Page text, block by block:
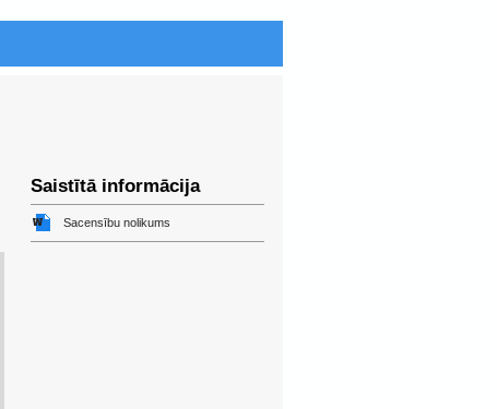
Saistītā informācija
Sacensību nolikums